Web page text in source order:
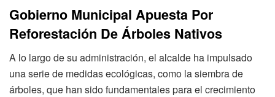
Gobierno Municipal Apuesta Por
Reforestación De Árboles Nativos
A lo largo de su administración, el alcalde ha impulsado
una serie de medidas ecológicas, como la siembra de
árboles, que han sido fundamentales para el crecimiento